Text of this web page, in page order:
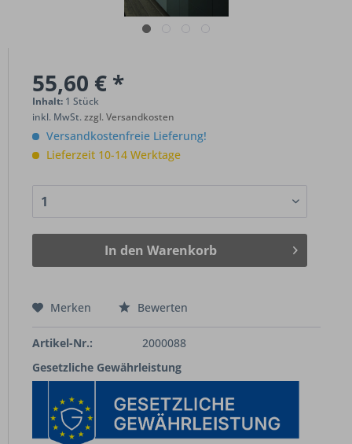
55,60 € *
Inhalt: 1 Stück
inkl. MwSt.zzgl. Versandkosten
Versandkostenfreie Lieferung!
Lieferzeit 10-14 Werktage
In den Warenkorb
Merken Bewerten
Artikel-Nr.:
2000088
Gesetzliche Gewährleistung